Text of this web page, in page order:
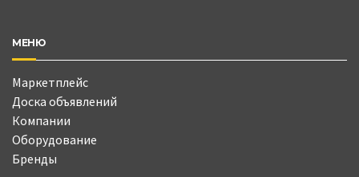
МЕНЮ
Маркетплейс
Доска объявлений
Компании
Оборудование
Бренды